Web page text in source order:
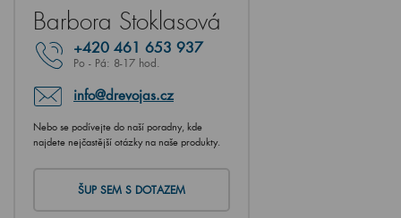
Barbora Stoklasová
+420 461 653 937
Po - Pá: 8-17 hod.
info@drevojas.cz
Nebo se podívejte do naší poradny, kde
najdete nejčastější otázky na naše produkty.
ŠUP SEM S DOTAZEM